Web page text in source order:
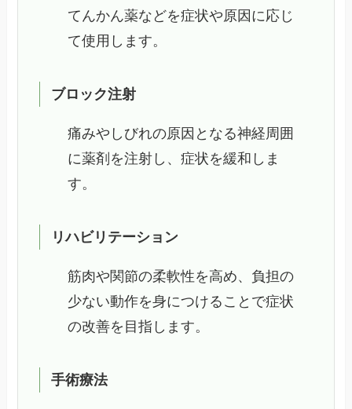
てんかん薬などを症状や原因に応じ
て使用します。
ブロック注射
痛みやしびれの原因となる神経周囲
に薬剤を注射し、症状を緩和しま
す。
リハビリテーション
筋肉や関節の柔軟性を高め、負担の
少ない動作を身につけることで症状
の改善を目指します。
手術療法